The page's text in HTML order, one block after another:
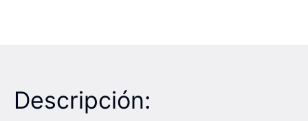
Descripción: